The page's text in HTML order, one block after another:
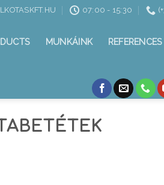
07:00 - 15:30
MUNKÁINK REFERENCES